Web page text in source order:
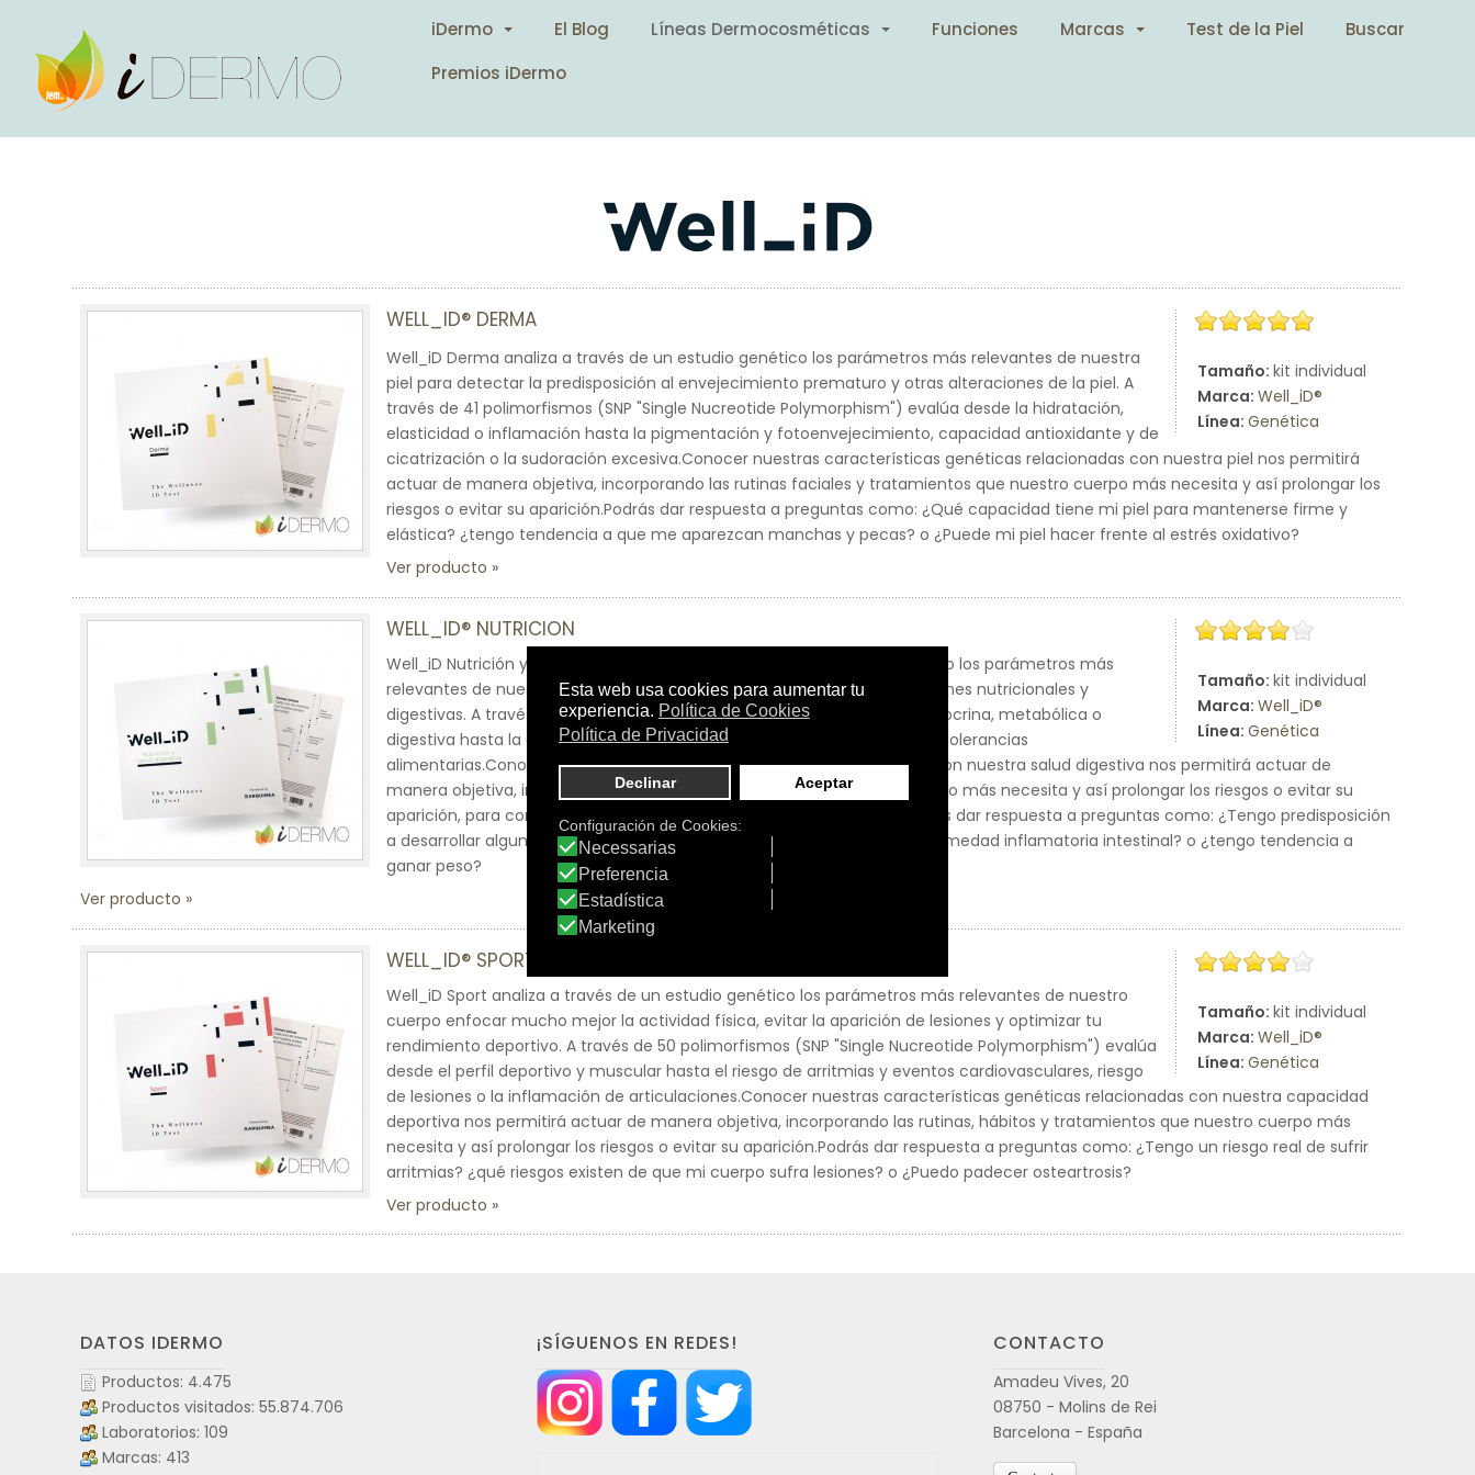
iDermo El Blog Líneas Dermocosméticas Funciones Marcas Test de la Piel
Buscar
Premios iDermo
Tamaño: kit individual
Marca: Well_iD®
Línea: Genética
WELL_ID® DERMA
Well_iD Derma analiza a través de un estudio genético los parámetros más relevantes de nuestra
piel para detectar la predisposición al envejecimiento prematuro y otras alteraciones de la piel. A
través de 41 polimorfismos (SNP "Single Nucreotide Polymorphism") evalúa desde la hidratación,
elasticidad o inflamación hasta la pigmentación y fotoenvejecimiento, capacidad antioxidante y de
cicatrización o la sudoración excesiva.Conocer nuestras características genéticas relacionadas con nuestra piel nos permitirá
actuar de manera objetiva, incorporando las rutinas faciales y tratamientos que nuestro cuerpo más necesita y así prolongar los
riesgos o evitar su aparición.Podrás dar respuesta a preguntas como: ¿Qué capacidad tiene mi piel para mantenerse firme y
elástica? ¿tengo tendencia a que me aparezcan manchas y pecas? o ¿Puede mi piel hacer frente al estrés oxidativo?
Ver producto
Tamaño: kit individual
Marca: Well_iD®
Línea: Genética
WELL_ID® NUTRICION
Well_iD Nutrición y salud digestiva analiza a través de un estudio genético los parámetros más
relevantes de nuestro cuerpo para detectar la predisposición a alteraciones nutricionales y
digestivas. A través de más de 800.000 genes evalúa desde la salud endocrina, metabólica o
digestiva hasta la absorción de vitaminas y minerales, nutrigenética o intolerancias
alimentarias.Conocer nuestras características genéticas relacionadas con nuestra salud digestiva nos permitirá actuar de
manera objetiva, incorporando las rutinas y alimentos que nuestro cuerpo más necesita y así prolongar los riesgos o evitar su
aparición, para conseguir una mejora en nuestra salud y bienestar.Podrás dar respuesta a preguntas como: ¿Tengo predisposición
a desarrollar alguna intolerancia?; ¿tengo riesgo de desarrollar una enfermedad inflamatoria intestinal? o ¿tengo tendencia a
ganar peso?
Ver producto
Tamaño: kit individual
Marca: Well_iD®
Línea: Genética
WELL_ID® SPORT
Well_iD Sport analiza a través de un estudio genético los parámetros más relevantes de nuestro
cuerpo enfocar mucho mejor la actividad física, evitar la aparición de lesiones y optimizar tu
rendimiento deportivo. A través de 50 polimorfismos (SNP "Single Nucreotide Polymorphism") evalúa
desde el perfil deportivo y muscular hasta el riesgo de arritmias y eventos cardiovasculares, riesgo
de lesiones o la inflamación de articulaciones.Conocer nuestras características genéticas relacionadas con nuestra capacidad
deportiva nos permitirá actuar de manera objetiva, incorporando las rutinas, hábitos y tratamientos que nuestro cuerpo más
necesita y así prolongar los riesgos o evitar su aparición.Podrás dar respuesta a preguntas como: ¿Tengo un riesgo real de sufrir
arritmias? ¿qué riesgos existen de que mi cuerpo sufra lesiones? o ¿Puedo padecer osteartrosis?
Ver producto
DATOS IDERMO
Productos: 4.475
Productos visitados: 55.874.706
Laboratorios: 109
Marcas: 413
¡SÍGUENOS EN REDES! CONTACTO
Amadeu Vives, 20
08750 - Molins de Rei
Barcelona - España